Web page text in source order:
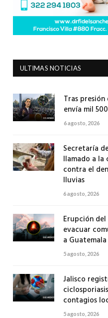
ULTIMAS NOTICIAS
Tras presión
envía mil
6 agosto, 2026
Secretaría
llamado a la
contra el
lluvias
6 agosto, 2026
Erupción
evacuar
a Guatemala
5 agosto, 2026
Jalisco
contagios
5 agosto, 2026